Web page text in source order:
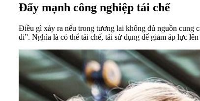
Đẩy mạnh công nghiệp tái chế
Điều gì xảy ra nếu trong tương lai không đủ nguồn cung
đi”. Nghĩa là có thể tái chế, tái sử dụng để giảm áp lực